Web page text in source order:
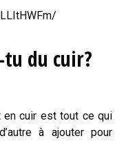
du cuir?
en cuir est tout ce qui
à ajouter pour